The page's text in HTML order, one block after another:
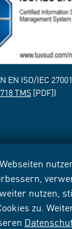
nutzen,
zu.
EN ISO/IEC
TMS[PDF])